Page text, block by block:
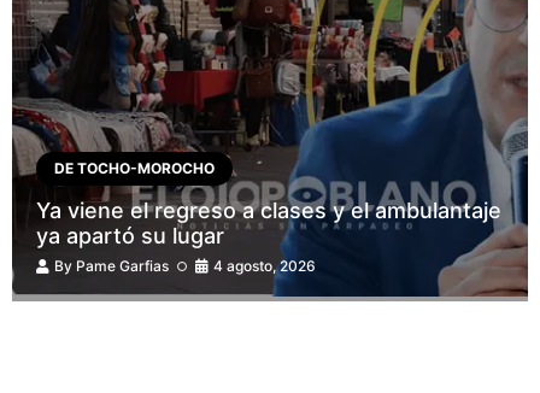
DE TOCHO-MOROCHO
Ya viene el regreso a clases y el ambulantaje
ya apartó su lugar
By Pame Garfias 4 agosto, 2026